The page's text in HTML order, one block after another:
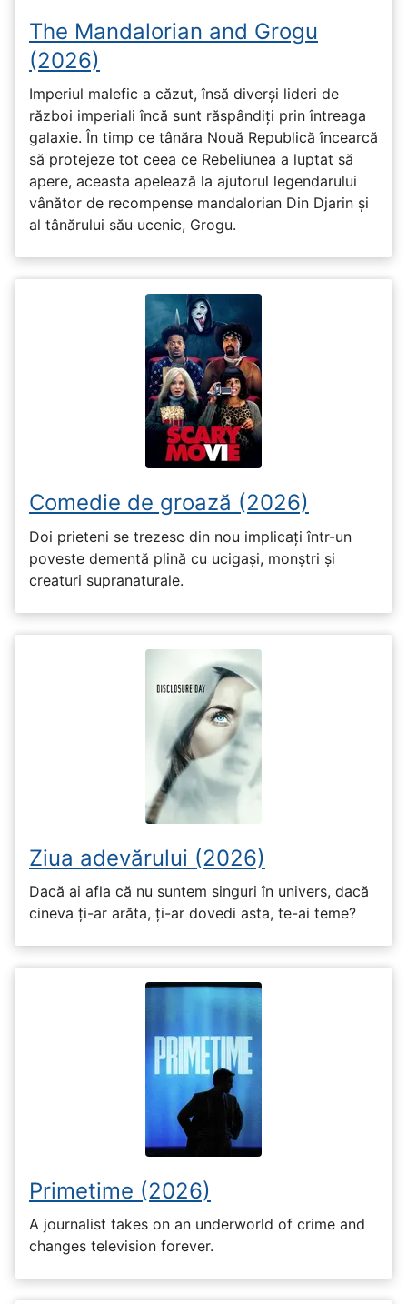
The Mandalorian and Grogu
(2026)
Imperiul malefic a căzut, însă diverși lideri de
război imperiali încă sunt răspândiți prin întreaga
galaxie. În timp ce tânăra Nouă Republică încearcă
să protejeze tot ceea ce Rebeliunea a luptat să
apere, aceasta apelează la ajutorul legendarului
vânător de recompense mandalorian Din Djarin și
al tânărului său ucenic, Grogu.
Comedie de groază (2026)
Doi prieteni se trezesc din nou implicați într-un
poveste dementă plină cu ucigași, monștri și
creaturi supranaturale.
Ziua adevărului (2026)
Dacă ai afla că nu suntem singuri în univers, dacă
cineva ți-ar arăta, ți-ar dovedi asta, te-ai teme?
Primetime (2026)
A journalist takes on an underworld of crime and
changes television forever.